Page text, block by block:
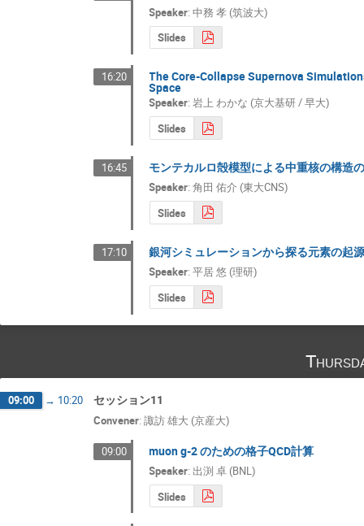
Speaker:中務 孝 (筑波大)
Slides
16:20 The Core-Collapse Supernova
Space
Speaker:岩上 わかな (京大基研 / 早大)
Slides
16:45 モンテカルロ殻模型による中重核の構造
Speaker:角田 佑介 (東大CNS)
Slides
17:10 銀河シミュレーションから探る元素の起
Speaker:平居 悠 (理研)
Slides
09:00 → 10:20 セッション11
Convener: 諏訪 雄大 (京産大)
09:00 muon g-2 のための格子QCD計算
Speaker: 出渕 卓 (BNL)
Slides